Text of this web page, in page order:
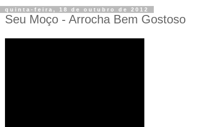
quinta-feira, 18 de outubro de 2012
Seu Moço - Arrocha Bem Gostoso